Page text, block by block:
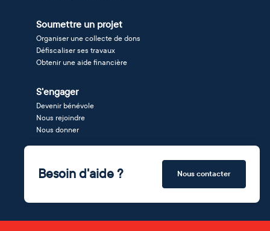
Soumettre un projet
Organiser une collecte de dons
Défiscaliser ses travaux
Obtenir une aide financière
S'engager
Devenir bénévole
Nous rejoindre
Nous donner
Besoin d'aide ? Nous contacter